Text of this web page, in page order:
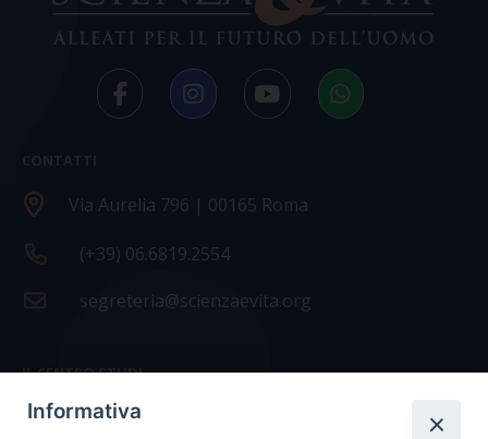
CONTATTI
Via Aurelia 796 | 00165 Roma
(+39) 06.6819.2554
segreteria@scienzaevita.org
IL CENTRO STUDI
La nostra storia
Informativa